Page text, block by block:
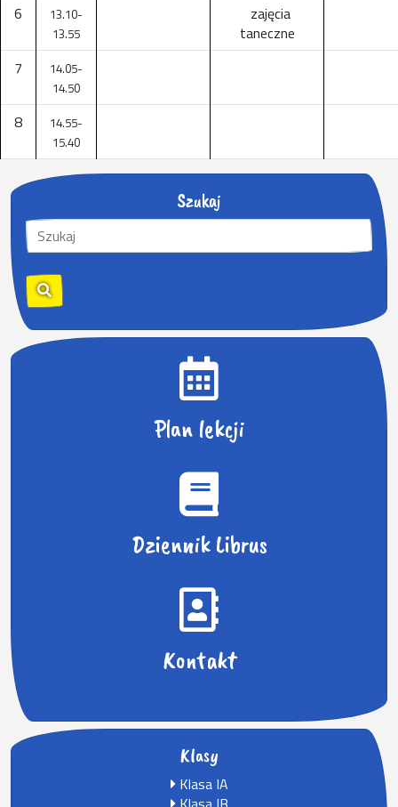
6
13.10-
13.55
zajęcia
taneczne
7
14.05-
14.50
8
14.55-
15.40
Szukaj
S
z
k
a
j
:
Plan lekcji
Dziennik Librus
Kontakt
Klasy
Klasa IA